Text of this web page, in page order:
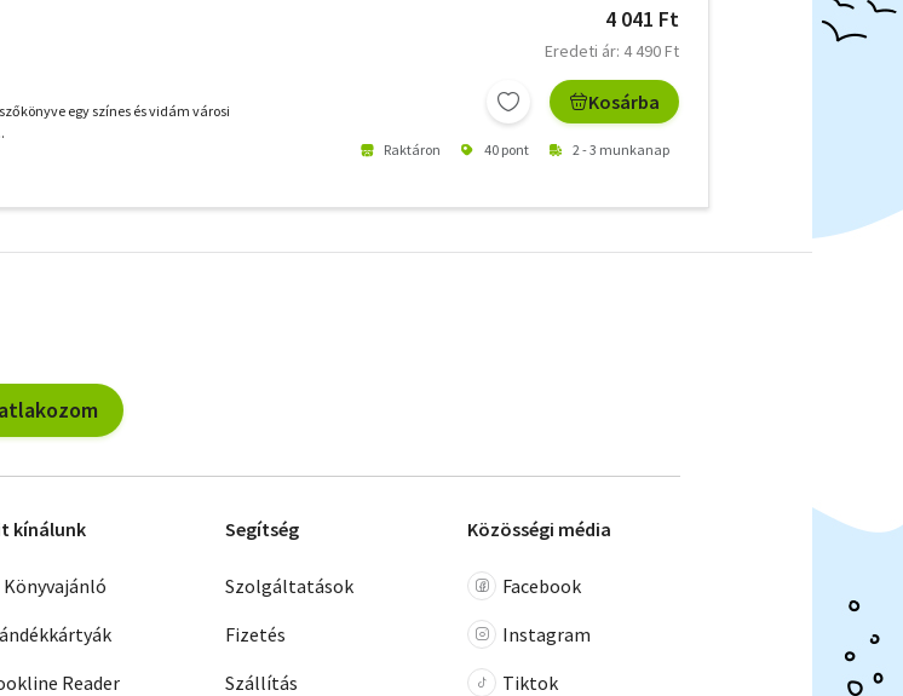
egy színes és vidám városi
4 041 Ft
Eredeti ár: 4 490 Ft
Kosárba
Raktáron 40 pont 2 - 3 munkanap
szűrők
kínálunk
Könyvajánló
Reader
Segítség
Szolgáltatások
Fizetés
Szállítás
Közösségi média
Facebook
Instagram
Tiktok